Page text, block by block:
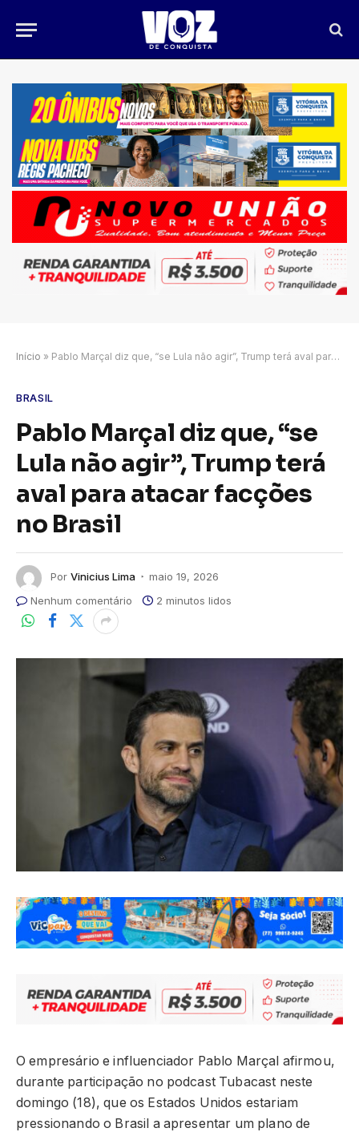
Início » Pablo Marçal diz que, “se Lula não agir”, Trump terá aval para atacar facções no Brasil
BRASIL
Pablo Marçal diz que, “se
Lula não agir”, Trump terá
aval para atacar facções
no Brasil
Por Vinicius Lima
maio 19, 2026
Nenhum comentário
2 minutos lidos
O empresário e influenciador Pablo Marçal afirmou,
durante participação no podcast Tubacast neste
domingo (18), que os Estados Unidos estariam
pressionando o Brasil a apresentar um plano de